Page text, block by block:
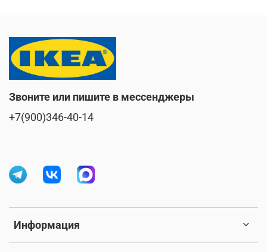
Информация
Звоните или пишите в мессенджеры
+7(900)346-40-14